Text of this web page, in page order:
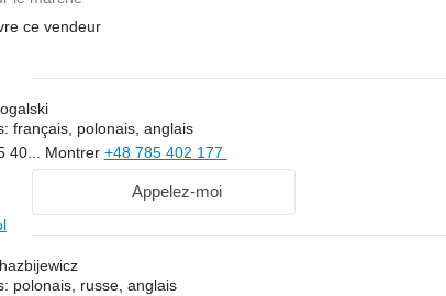
ce vendeur
français, polonais, anglais
40... Montrer +48 785 402 177
Appelez-moi
polonais, russe, anglais